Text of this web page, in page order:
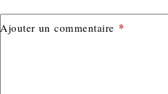
Ajouter un commentaire *